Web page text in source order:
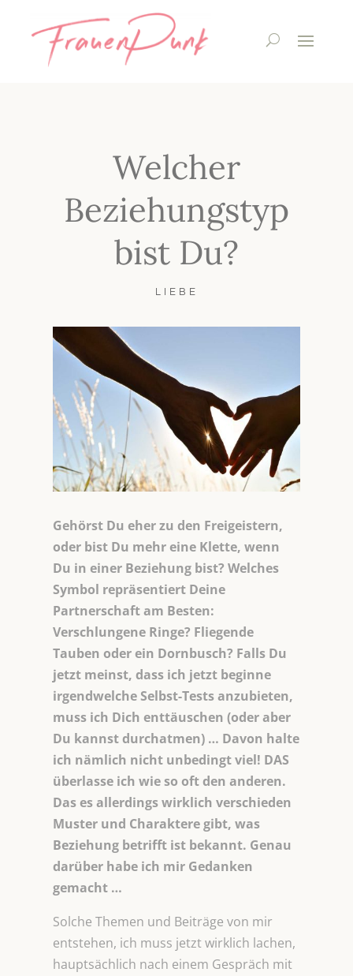
Welcher
Beziehungstyp
bist Du?
LIEBE
Gehörst Du eher zu den Freigeistern,
oder bist Du mehr eine Klette, wenn
Du in einer Beziehung bist? Welches
Symbol repräsentiert Deine
Partnerschaft am Besten:
Verschlungene Ringe? Fliegende
Tauben oder ein Dornbusch? Falls Du
jetzt meinst, dass ich jetzt beginne
irgendwelche Selbst-Tests anzubieten,
muss ich Dich enttäuschen (oder aber
Du kannst durchatmen) … Davon halte
ich nämlich nicht unbedingt viel! DAS
überlasse ich wie so oft den anderen.
Das es allerdings wirklich verschieden
Muster und Charaktere gibt, was
Beziehung betrifft ist bekannt. Genau
darüber habe ich mir Gedanken
gemacht …
Solche Themen und Beiträge von mir
entstehen, ich muss jetzt wirklich lachen,
hauptsächlich nach einem Gespräch mit